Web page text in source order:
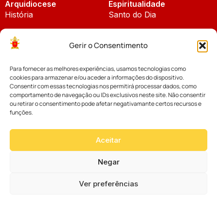
Gerir o Consentimento
Para fornecer as melhores experiências, usamos tecnologias como
cookies para armazenar e/ou aceder a informações do dispositivo.
Consentir com essas tecnologias nos permitirá processar dados, como
comportamento de navegação ou IDs exclusivos neste site. Não consentir
ou retirar o consentimento pode afetar negativamante certos recursos e
funções.
Aceitar
Negar
Ver preferências
Arquidiocese
História
Padroeira
Espiritualidade
Santo do Dia
Notícias
Notícias da Arquidiocese
Notícias Cáritas
Palavra dos Bispos
Cúria Diocesana
Fundo Diocesano
Vicariatos da Educação
Eventos